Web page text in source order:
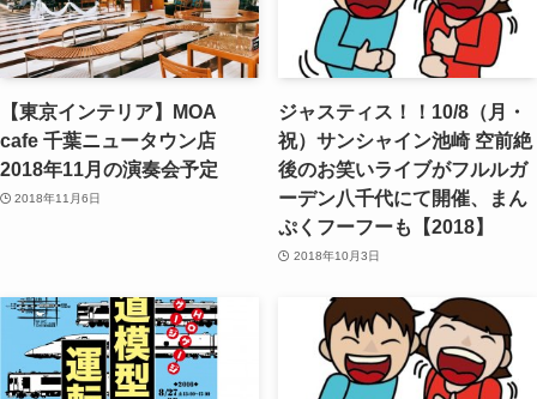
【東京インテリア】MOA
cafe 千葉ニュータウン店
2018年11月の演奏会予定
2018年11月6日
ジャスティス！！10/8（月・
祝）サンシャイン池崎 空前絶
後のお笑いライブがフルルガ
ーデン八千代にて開催、まん
ぷくフーフーも【2018】
2018年10月3日